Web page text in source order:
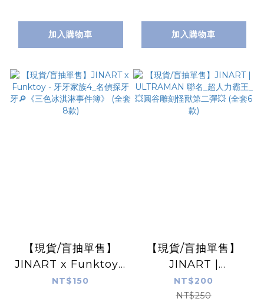
加入購物車 加入購物車
【現貨/盲抽單售】
JINART x Funktoy -
牙牙家族4_名偵探牙
NT$150
【現貨/盲抽單售】
JINART |
ULTRAMAN 聯名_超
人力霸王_ 💥圓谷雕刻
NT$200
NT$250